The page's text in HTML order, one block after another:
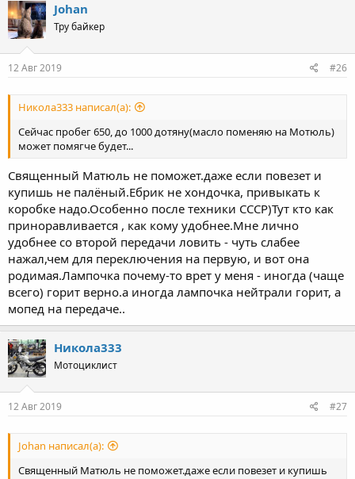
Johan
Тру байкер
12 Авг 2019 #26
Никола333 написал(а):
Сейчас пробег 650, до 1000 дотяну(масло поменяю на Мотюль)
может помягче будет...
Священный Матюль не поможет.даже если повезет и
купишь не палёный.Ебрик не хондочка, привыкать к
коробке надо.Особенно после техники СССР)Тут кто как
приноравливается , как кому удобнее.Мне лично
удобнее со второй передачи ловить - чуть слабее
нажал,чем для переключения на первую, и вот она
родимая.Лампочка почему-то врет у меня - иногда (чаще
всего) горит верно.а иногда лампочка нейтрали горит, а
мопед на передаче..
Никола333
Мотоциклист
12 Авг 2019 #27
Johan написал(а):
Священный Матюль не поможет.даже если повезет и купишь